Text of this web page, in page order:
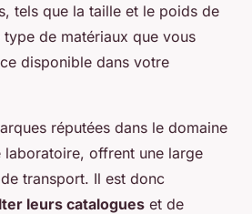
tels que la taille et le poids de
de matériaux que vous
disponible dans votre
réputées dans le domaine
laboratoire, offrent une large
transport. Il est donc
leurs catalogues et de